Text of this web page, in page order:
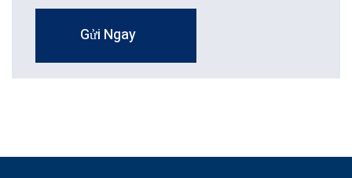
Gửi Ngay